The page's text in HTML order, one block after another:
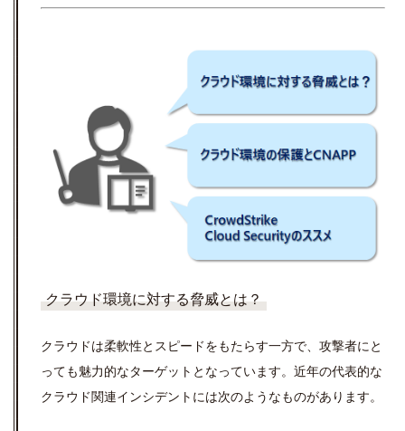
クラウド環境に対する脅威とは？
クラウドは柔軟性とスピードをもたらす一方で、攻撃者にと
っても魅力的なターゲットとなっています。近年の代表的な
クラウド関連インシデントには次のようなものがあります。